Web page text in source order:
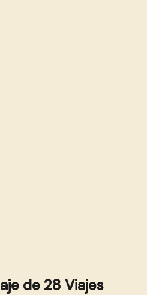
de 28 Viajes